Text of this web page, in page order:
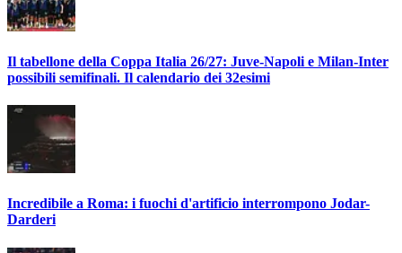
Il tabellone della Coppa Italia 26/27: Juve-Napoli e Milan-Inter
possibili semifinali. Il calendario dei 32esimi
Incredibile a Roma: i fuochi d'artificio interrompono Jodar-
Darderi